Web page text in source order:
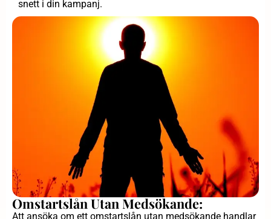
snett i din kampanj.
Omstartslån Utan Medsökande:
Att ansöka om ett omstartslån utan medsökande handlar